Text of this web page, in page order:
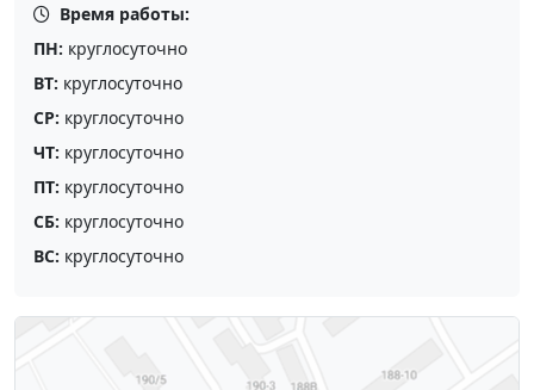
Время работы:
ПН: круглосуточно
ВТ: круглосуточно
СР: круглосуточно
ЧТ: круглосуточно
ПТ: круглосуточно
СБ: круглосуточно
ВС: круглосуточно